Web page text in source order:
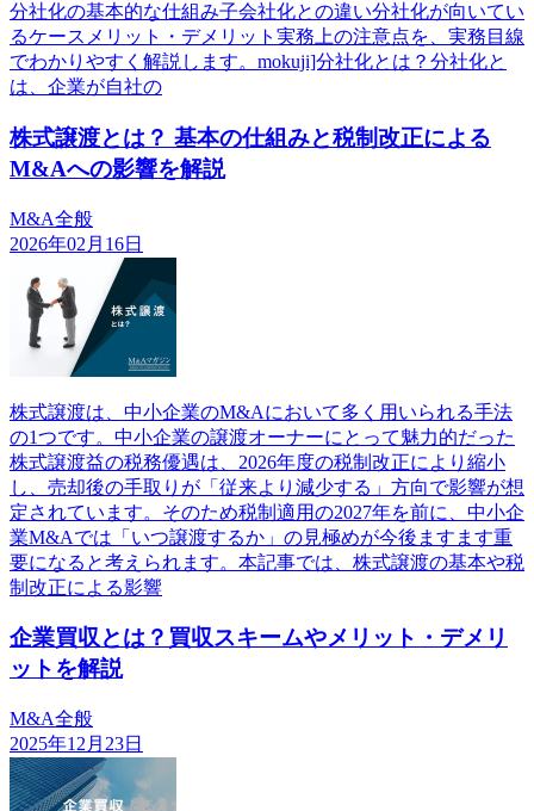
分社化の基本的な仕組み子会社化との違い分社化が向いてい
るケースメリット・デメリット実務上の注意点を、実務目線
でわかりやすく解説します。mokuji]分社化とは？分社化と
は、企業が自社の
株式譲渡とは？ 基本の仕組みと税制改正による
M&Aへの影響を解説
M&A全般
2026年02月16日
株式譲渡は、中小企業のM&Aにおいて多く用いられる手法
の1つです。中小企業の譲渡オーナーにとって魅力的だった
株式譲渡益の税務優遇は、2026年度の税制改正により縮小
し、売却後の手取りが「従来より減少する」方向で影響が想
定されています。そのため税制適用の2027年を前に、中小企
業M&Aでは「いつ譲渡するか」の見極めが今後ますます重
要になると考えられます。本記事では、株式譲渡の基本や税
制改正による影響
企業買収とは？買収スキームやメリット・デメリ
ットを解説
M&A全般
2025年12月23日